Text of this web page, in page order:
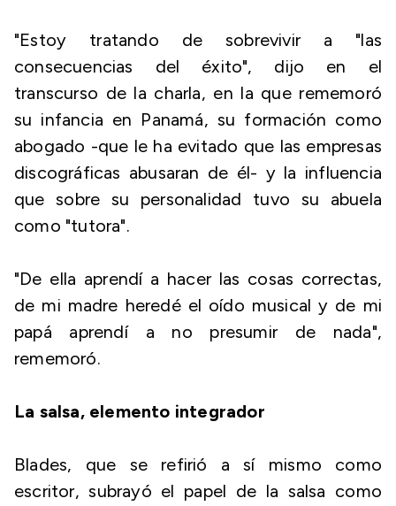
"Estoy tratando de sobrevivir a "las
consecuencias del éxito", dijo en el
transcurso de la charla, en la que rememoró
su infancia en Panamá, su formación como
abogado -que le ha evitado que las empresas
discográficas abusaran de él- y la influencia
que sobre su personalidad tuvo su abuela
como "tutora".
"De ella aprendí a hacer las cosas correctas,
de mi madre heredé el oído musical y de mi
papá aprendí a no presumir de nada",
rememoró.
La salsa, elemento integrador
Blades, que se refirió a sí mismo como
escritor, subrayó el papel de la salsa como